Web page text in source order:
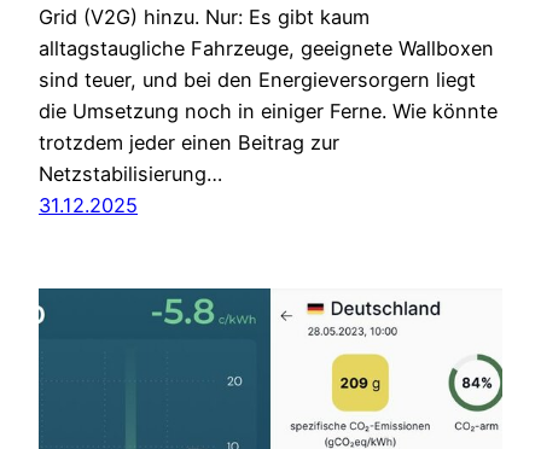
Grid (V2G) hinzu. Nur: Es gibt kaum
alltagstaugliche Fahrzeuge, geeignete Wallboxen
sind teuer, und bei den Energieversorgern liegt
die Umsetzung noch in einiger Ferne. Wie könnte
trotzdem jeder einen Beitrag zur
Netzstabilisierung…
31.12.2025